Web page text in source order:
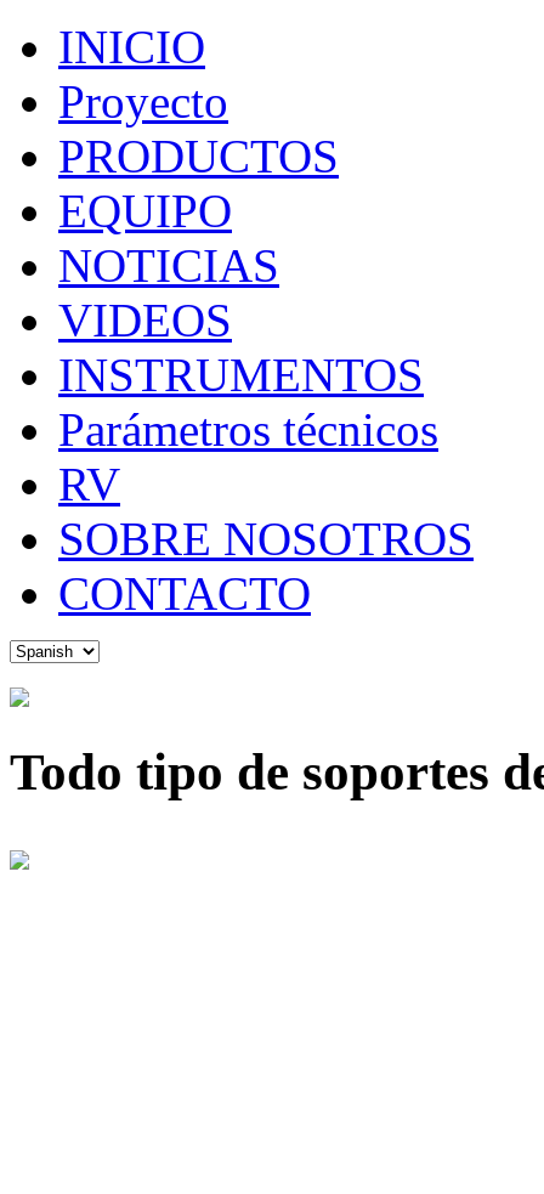
INICIO
Proyecto
PRODUCTOS
EQUIPO
NOTICIAS
VIDEOS
INSTRUMENTOS
Parámetros técnicos
RV
SOBRE NOSOTROS
CONTACTO
Todo tipo de soportes